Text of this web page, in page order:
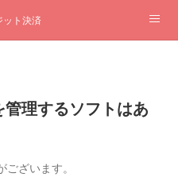
ット決済
理するソフトはあ
ざいます。